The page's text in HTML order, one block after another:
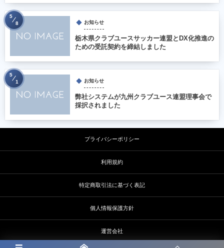
お知らせ
栃木県クラブユースサッカー連盟とDX化推進の
ための受託契約を締結しました
5
8
お知らせ
弊社システムが九州クラブユース連盟理事会で
採択されました
5
1
プライバシーポリシー
利用規約
特定商取引法に基づく表記
個人情報保護方針
運営会社